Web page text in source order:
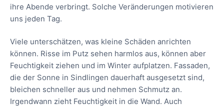
ihre Abende verbringt. Solche Veränderungen motivieren
uns jeden Tag.
Viele unterschätzen, was kleine Schäden anrichten
können. Risse im Putz sehen harmlos aus, können aber
Feuchtigkeit ziehen und im Winter aufplatzen. Fassaden,
die der Sonne in Sindlingen dauerhaft ausgesetzt sind,
bleichen schneller aus und nehmen Schmutz an.
Irgendwann zieht Feuchtigkeit in die Wand. Auch